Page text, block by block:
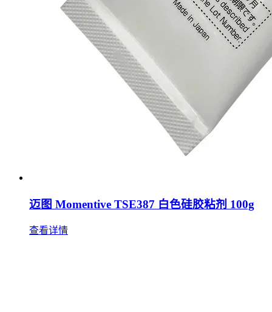
迈图 Momentive TSE387 白色硅胶粘剂 100g
查看详情